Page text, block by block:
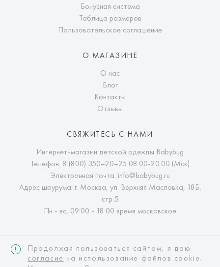
Бонусная система
Таблица размеров
Пользовательское соглашение
О МАГАЗИНЕ
О нас
Блог
Контакты
Отзывы
СВЯЖИТЕСЬ С НАМИ
Интернет-магазин детской одежды Babybug
Телефон: 8 (800) 350–20–25 08:00-20:00 (Мск)
Электронная почта: info@babybug.ru
Адрес шоурума: г. Москва, ул. Верхняя Масловка, 18Б,
стр.5
Пн - вс, 09:00 - 18:00 время московское
Продолжая пользоваться сайтом, я даю
согласие на использование файлов cookie.